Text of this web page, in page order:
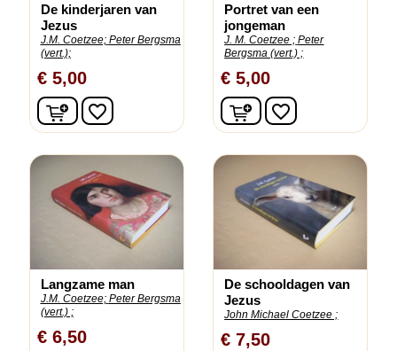
De kinderjaren van
Jezus
J.M. Coetzee; Peter Bergsma
(vert.);
€ 5,00
In winkelwagen
favorite_border
Portret van een
jongeman
J. M. Coetzee ; Peter
Bergsma (vert.) ;
€ 5,00
In winkelwagen
favorite_border
Langzame man
J.M. Coetzee; Peter Bergsma
(vert.) ;
€ 6,50
De schooldagen van
Jezus
John Michael Coetzee ;
€ 7,50